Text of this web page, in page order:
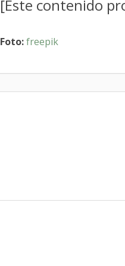
[Este contenido
Foto:freepik